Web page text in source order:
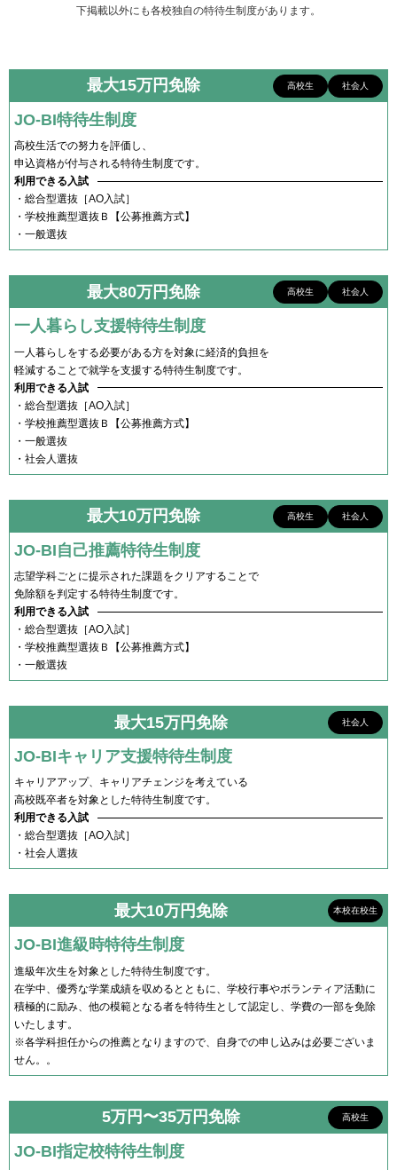
下掲載以外にも各校独自の特待生制度があります。
最大15万円免除 高校生 社会人
JO-BI特待生制度
高校生活での努力を評価し、
申込資格が付与される特待生制度です。
利用できる入試
・総合型選抜［AO入試］
・学校推薦型選抜Ｂ【公募推薦方式】
・一般選抜
最大80万円免除 高校生 社会人
一人暮らし支援特待生制度
一人暮らしをする必要がある方を対象に経済的負担を
軽減することで就学を支援する特待生制度です。
利用できる入試
・総合型選抜［AO入試］
・学校推薦型選抜Ｂ【公募推薦方式】
・一般選抜
・社会人選抜
最大10万円免除 高校生 社会人
JO-BI自己推薦特待生制度
志望学科ごとに提示された課題をクリアすることで
免除額を判定する特待生制度です。
利用できる入試
・総合型選抜［AO入試］
・学校推薦型選抜Ｂ【公募推薦方式】
・一般選抜
最大15万円免除 社会人
JO-BIキャリア支援特待生制度
キャリアアップ、キャリアチェンジを考えている
高校既卒者を対象とした特待生制度です。
利用できる入試
・総合型選抜［AO入試］
・社会人選抜
最大10万円免除 本校在校生
JO-BI進級時特待生制度
進級年次生を対象とした特待生制度です。
在学中、優秀な学業成績を収めるとともに、学校行事やボランティア活動に
積極的に励み、他の模範となる者を特待生として認定し、学費の一部を免除
いたします。
※各学科担任からの推薦となりますので、自身での申し込みは必要ございま
せん。。
5万円〜35万円免除 高校生
JO-BI指定校特待生制度